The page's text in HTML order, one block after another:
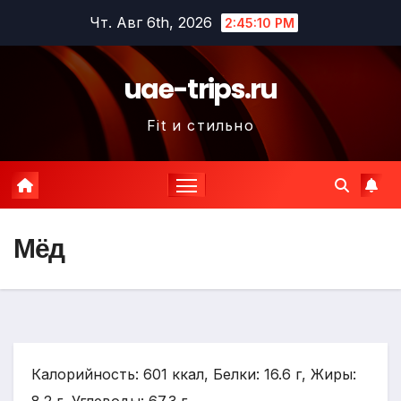
содержимому
Чт. Авг 6th, 2026 2:45:11 PM
uae-trips.ru
Fit и стильно
Мёд
Калорийность: 601 ккал, Белки: 16.6 г, Жиры: